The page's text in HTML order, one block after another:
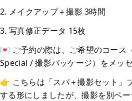
2. メイクアップ＋撮影 3時間
3. 写真修正データ 15枚
💌 ご予約の際は、ご希望のコー
Special / 撮影パッケージ）をメッ
👉 こちらは「スパ＋撮影セット」
する形にしましたが、撮影を別ペ